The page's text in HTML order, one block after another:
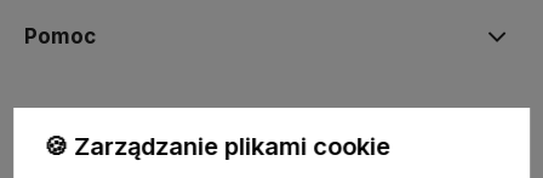
Pomoc
🍪 Zarządzanie plikami cookie